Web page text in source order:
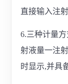
直接输入注
6.三种计量
射液量一注
时显示,并具